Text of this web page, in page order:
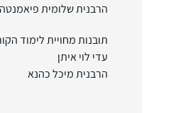
הרבנית שלומית
תובנות מחויית לימוד
עדי לוי איתן
הרבנית מיכל כהנא